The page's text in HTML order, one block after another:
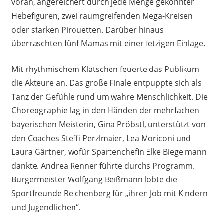
Hebefiguren, zwei raumgreifenden Mega-Kreisen
oder starken Pirouetten. Darüber hinaus
überraschten fünf Mamas mit einer fetzigen Einlage.
Mit rhythmischem Klatschen feuerte das Publikum
die Akteure an. Das große Finale entpuppte sich als
Tanz der Gefühle rund um wahre Menschlichkeit. Die
Choreographie lag in den Händen der mehrfachen
bayerischen Meisterin, Gina Pröbstl, unterstützt von
den Coaches Steffi Perzlmaier, Lea Moriconi und
Laura Gärtner, wofür Spartenchefin Elke Biegelmann
dankte. Andrea Renner führte durchs Programm.
Bürgermeister Wolfgang Beißmann lobte die
Sportfreunde Reichenberg für „ihren Job mit Kindern
und Jugendlichen“.